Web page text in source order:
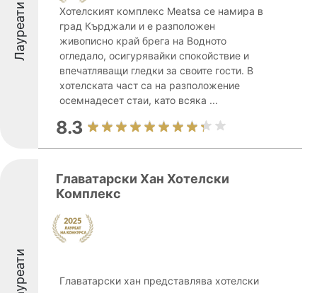
Лауреати
Хотелският комплекс Meatsa се намира в
град Кърджали и е разположен
живописно край брега на Водното
огледало, осигурявайки спокойствие и
впечатляващи гледки за своите гости. В
хотелската част са на разположение
осемнадесет стаи, като всяка ...
8.3
Лауреати
Главатарски Хан Хотелски
Комплекс
Главатарски хан представлява хотелски